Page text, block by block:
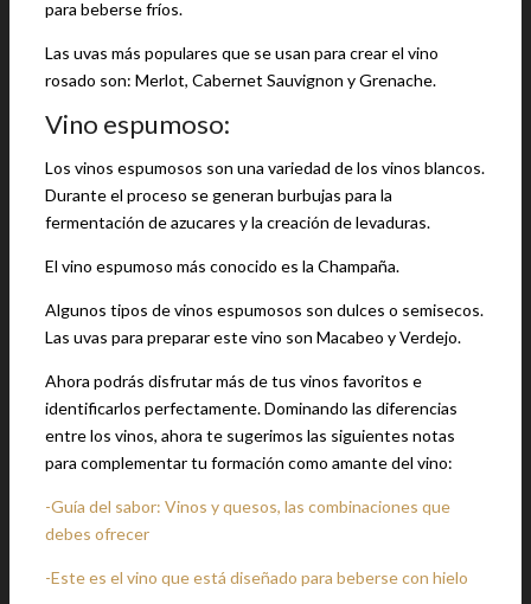
para beberse fríos.
Las uvas más populares que se usan para crear el vino
rosado son: Merlot, Cabernet Sauvignon y Grenache.
Vino espumoso:
Los vinos espumosos son una variedad de los vinos blancos.
Durante el proceso se generan burbujas para la
fermentación de azucares y la creación de levaduras.
El vino espumoso más conocido es la Champaña.
Algunos tipos de vinos espumosos son dulces o semisecos.
Las uvas para preparar este vino son Macabeo y Verdejo.
Ahora podrás disfrutar más de tus vinos favoritos e
identificarlos perfectamente. Dominando las diferencias
entre los vinos, ahora te sugerimos las siguientes notas
para complementar tu formación como amante del vino:
-Guía del sabor: Vinos y quesos, las combinaciones que
debes ofrecer
-Este es el vino que está diseñado para beberse con hielo